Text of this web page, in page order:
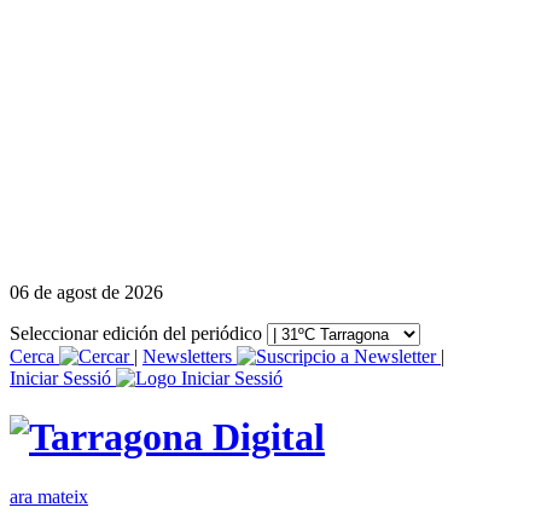
06 de agost de 2026
Seleccionar edición del periódico
Cerca
| Newsletters
|
Iniciar Sessió
ara mateix